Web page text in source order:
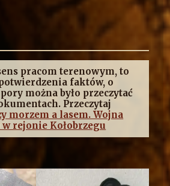
pracom terenowym, to
faktów, o
można było przeczytać
Przeczytaj
morzem a lasem. Wojna
rejonie Kołobrzegu